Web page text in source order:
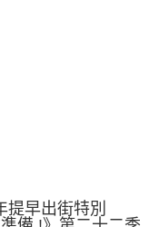
提早出街特別